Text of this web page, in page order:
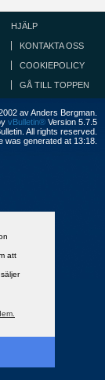
att
HJÄLP
KONTAKTA OSS
COOKIEPOLICY
GÅ TILL TOPPEN
av Anders Bergman.
vBulletin® Version 5.7.5
All rights reserved.
was generated at 13:18.